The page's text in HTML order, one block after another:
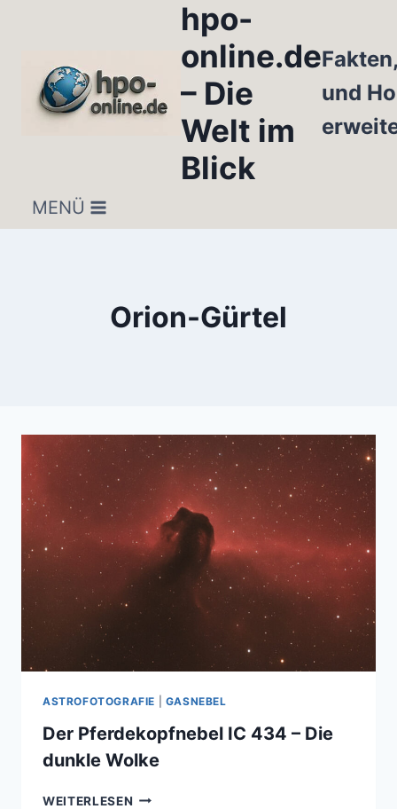
hpo-
online.de
– Die
Welt im
Blick
und
MENÜ
Orion-Gürtel
ASTROFOTOGRAFIE GASNEBEL
Der Pferdekopfnebel IC 434 – Die
dunkle Wolke
WEITERLESEN DER